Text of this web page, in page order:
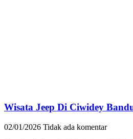
Wisata Jeep Di Ciwidey
02/01/2026 Tidak ada komentar